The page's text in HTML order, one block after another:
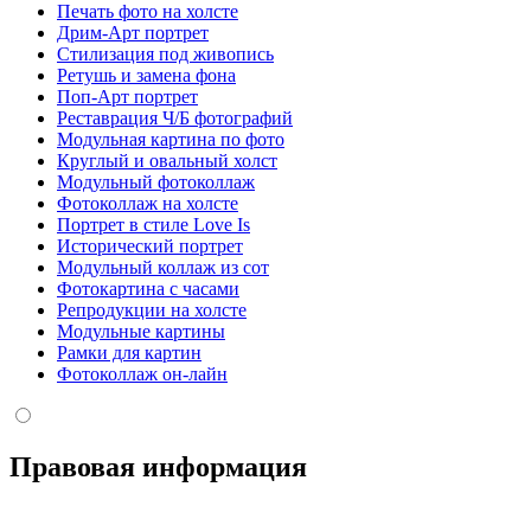
Печать фото на холсте
Дрим-Арт портрет
Стилизация под живопись
Ретушь и замена фона
Поп-Арт портрет
Реставрация Ч/Б фотографий
Модульная картина по фото
Круглый и овальный холст
Модульный фотоколлаж
Фотоколлаж на холсте
Портрет в стиле Love Is
Исторический портрет
Модульный коллаж из сот
Фотокартина с часами
Репродукции на холсте
Модульные картины
Рамки для картин
Фотоколлаж он-лайн
Правовая информация